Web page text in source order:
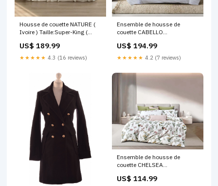
Housse de couette NATURE (
Ivoire ) Taille:Super-King (
US$ 189.99
★★★★★ 4.3 (16 reviews)
Ensemble de housse de
couette CABELLO
US$ 194.99
★★★★★ 4.2 (7 reviews)
Ensemble de housse de
couette CHELSEA
US$ 114.99